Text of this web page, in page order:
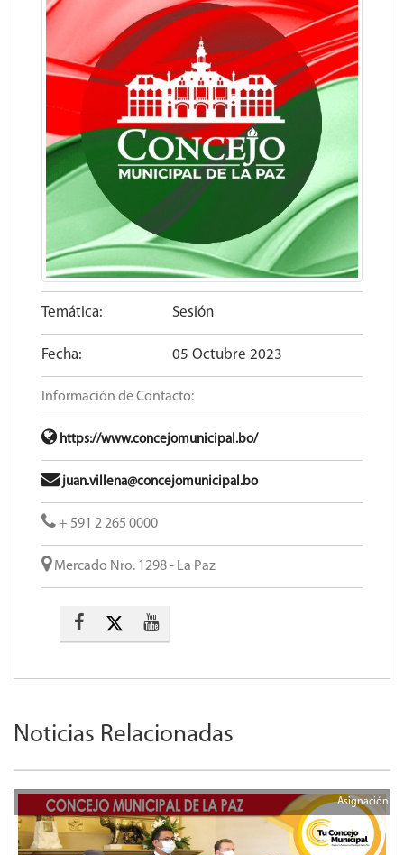
Temática: Sesión
Fecha: 05 Octubre 2023
Información de Contacto:
https://www.concejomunicipal.bo/
juan.villena@concejomunicipal.bo
+ 591 2 265 0000
Mercado Nro. 1298 - La Paz
Noticias Relacionadas
Asignación